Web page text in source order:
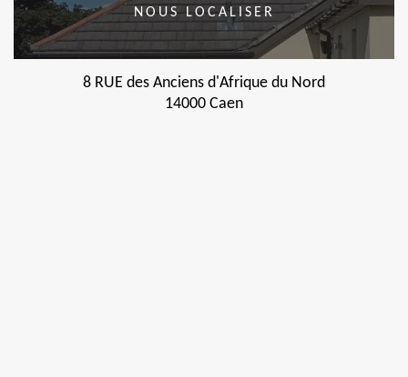
NOUS LOCALISER
8 RUE des Anciens d'Afrique du Nord
14000 Caen